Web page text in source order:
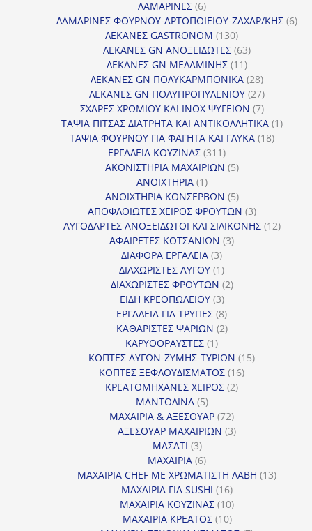
ΛΑΜΑΡΙΝΕΣ 66
προϊόντα
ΛΑΜΑΡΙΝΕΣ ΦΟΥΡΝΟΥ-ΑΡΤΟΠΟΙΕΙΟΥ-ΖΑΧΑΡ/ΚΗΣ 66
ΛΕΚΑΝΕΣ GASTRONOM 130130
προϊόντα
ΛΕΚΑΝΕΣ GN ΑΝΟΞΕΙΔΩΤΕΣ 6363
ΛΕΚΑΝΕΣ GN ΜΕΛΑΜΙΝΗΣ 1111
προϊόντα
ΛΕΚΑΝΕΣ GN ΠΟΛΥΚΑΡΜΠΟΝΙΚΑ 2828
προϊόντα
ΛΕΚΑΝΕΣ GN ΠΟΛΥΠΡΟΠΥΛΕΝΙΟΥ 2727
προϊόντα
ΣΧΑΡΕΣ ΧΡΩΜΙΟΥ ΚΑΙ INOX ΨΥΓΕΙΩΝ 77
προϊόντα
ΤΑΨΙΑ ΠΙΤΣΑΣ ΔΙΑΤΡΗΤΑ ΚΑΙ ΑΝΤΙΚΟΛΛΗΤΙΚΑ 11
ΤΑΨΙΑ ΦΟΥΡΝΟΥ ΓΙΑ ΦΑΓΗΤΑ ΚΑΙ ΓΛΥΚΑ 1818
ΕΡΓΑΛΕΙΑ ΚΟΥΖΙΝΑΣ 311311
προϊόντα
ΑΚΟΝΙΣΤΗΡΙΑ ΜΑΧΑΙΡΙΩΝ 55
ΑΝΟΙΧΤΗΡΙΑ 11
προϊόν
ΑΝΟΙΧΤΗΡΙΑ ΚΟΝΣΕΡΒΩΝ 55
προϊόντα
ΑΠΟΦΛΟΙΩΤΕΣ ΧΕΙΡΟΣ ΦΡΟΥΤΩΝ 33
προϊόντα
ΑΥΓΟΔΑΡΤΕΣ ΑΝΟΞΕΙΔΩΤΟΙ ΚΑΙ ΣΙΛΙΚΟΝΗΣ 1212
ΑΦΑΙΡΕΤΕΣ ΚΟΤΣΑΝΙΩΝ 33
ΔΙΑΦΟΡΑ ΕΡΓΑΛΕΙΑ 33
προϊόντα
ΔΙΑΧΩΡΙΣΤΕΣ ΑΥΓΟΥ 11
προϊόν
ΔΙΑΧΩΡΙΣΤΕΣ ΦΡΟΥΤΩΝ 22
ΕΙΔΗ ΚΡΕΟΠΩΛΕΙΟΥ 33
προϊόντα
ΕΡΓΑΛΕΙΑ ΓΙΑ ΤΡΥΠΕΣ 88
προϊόντα
ΚΑΘΑΡΙΣΤΕΣ ΨΑΡΙΩΝ 22
ΚΑΡΥΟΘΡΑΥΣΤΕΣ 11
προϊόν
ΚΟΠΤΕΣ ΑΥΓΩΝ-ΖΥΜΗΣ-ΤΥΡΙΩΝ 1515
ΚΟΠΤΕΣ ΞΕΦΛΟΥΔΙΣΜΑΤΟΣ 1616
ΚΡΕΑΤΟΜΗΧΑΝΕΣ ΧΕΙΡΟΣ 22
ΜΑΝΤΟΛΙΝΑ 55
προϊόντα
ΜΑΧΑΙΡΙΑ & ΑΞΕΣΟΥΑΡ 7272
προϊόντα
ΑΞΕΣΟΥΑΡ ΜΑΧΑΙΡΙΩΝ 33
ΜΑΣΑΤΙ 33
προϊόντα
ΜΑΧΑΙΡΙΑ 66
προϊόντα
ΜΑΧΑΙΡΙΑ CHEF ΜΕ ΧΡΩΜΑΤΙΣΤΗ ΛΑΒΗ 1313
ΜΑΧΑΙΡΙΑ ΓΙΑ SUSHI 1616
προϊόντα
ΜΑΧΑΙΡΙΑ ΚΟΥΖΙΝΑΣ 1010
προϊόντα
ΜΑΧΑΙΡΙΑ ΚΡΕΑΤΟΣ 1010